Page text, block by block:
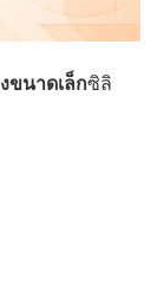
ขนาดเล็กซิลิ